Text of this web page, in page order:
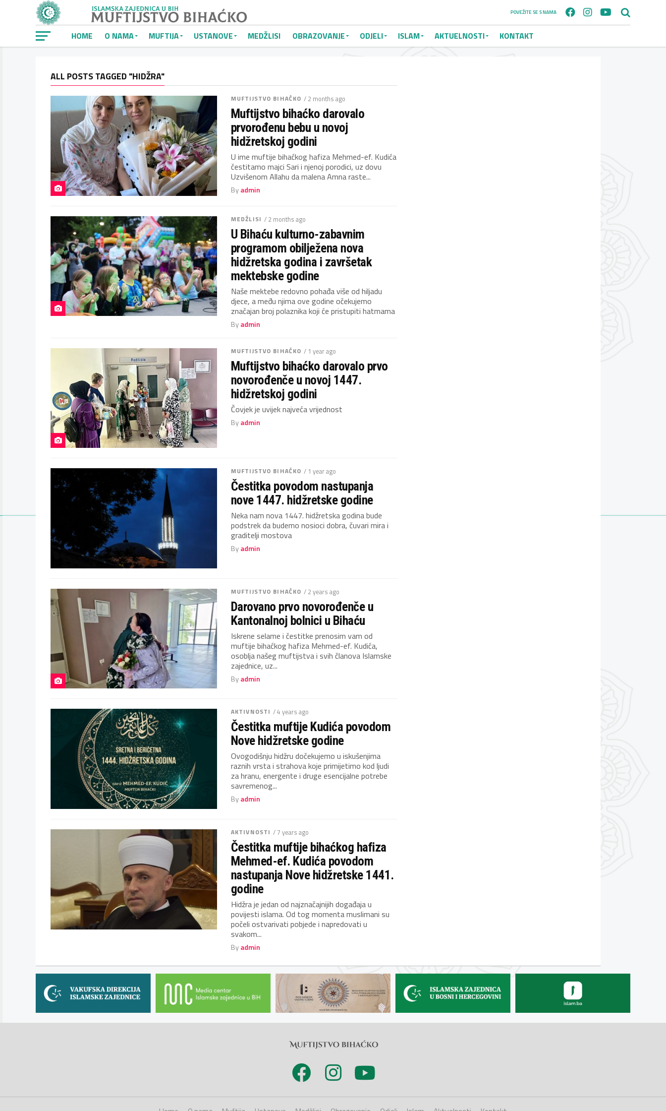
POVEŽITE SE S NAMA
HOME O NAMA MUFTIJA USTANOVE MEDŽLISI OBRAZOVANJE ODJELI ISLAM AKTUELNOSTI KONTAKT
ALL POSTS TAGGED "HIDŽRA"
MUFTIJSTVO BIHAĆKO / 2 months ago
Muftijstvo bihaćko darovalo
prvorođenu bebu u novoj
hidžretskoj godini
U ime muftije bihaćkog hafiza Mehmed-ef. Kudića
čestitamo majci Sari i njenoj porodici, uz dovu
Uzvišenom Allahu da malena Amna raste...
Byadmin
MEDŽLISI / 2 months ago
U Bihaću kulturno-zabavnim
programom obilježena nova
hidžretska godina i završetak
mektebske godine
Naše mektebe redovno pohađa više od hiljadu
djece, a među njima ove godine očekujemo
značajan broj polaznika koji će pristupiti hatmama
Byadmin
MUFTIJSTVO BIHAĆKO / 1 year ago
Muftijstvo bihaćko darovalo prvo
novorođenče u novoj 1447.
hidžretskoj godini
Čovjek je uvijek najveća vrijednost
Byadmin
MUFTIJSTVO BIHAĆKO / 1 year ago
Čestitka povodom nastupanja
nove 1447. hidžretske godine
Neka nam nova 1447. hidžretska godina bude
podstrek da budemo nosioci dobra, čuvari mira i
graditelji mostova
Byadmin
MUFTIJSTVO BIHAĆKO / 2 years ago
Darovano prvo novorođenče u
Kantonalnoj bolnici u Bihaću
Iskrene selame i čestitke prenosim vam od
muftije bihaćkog hafiza Mehmed-ef. Kudića,
osoblja našeg muftijstva i svih članova Islamske
zajednice, uz...
Byadmin
AKTIVNOSTI / 4 years ago
Čestitka muftije Kudića povodom
Nove hidžretske godine
Ovogodišnju hidžru dočekujemo u iskušenjima
raznih vrsta i strahova koje primijetimo kod ljudi
za hranu, energente i druge esencijalne potrebe
savremenog...
Byadmin
AKTIVNOSTI / 7 years ago
Čestitka muftije bihaćkog hafiza
Mehmed-ef. Kudića povodom
nastupanja Nove hidžretske 1441.
godine
Hidžra je jedan od najznačajnijih događaja u
povijesti islama. Od tog momenta muslimani su
počeli ostvarivati pobjede i napredovati u
svakom...
Byadmin